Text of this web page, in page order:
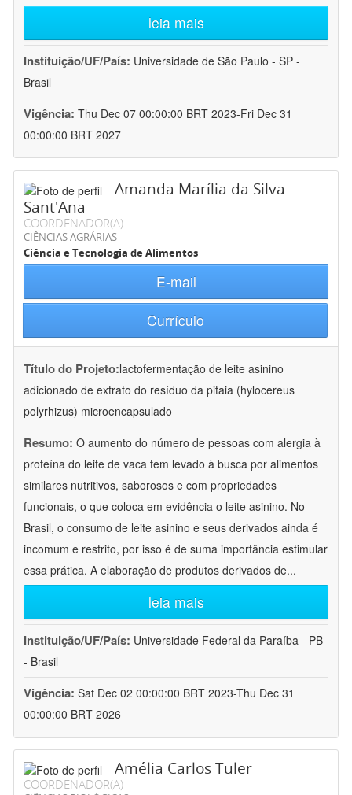
leia mais
Instituição/UF/País: Universidade de São Paulo - SP -
Brasil
Vigência: Thu Dec 07 00:00:00 BRT 2023-Fri Dec 31
00:00:00 BRT 2027
Amanda Marília da Silva
Sant'Ana
COORDENADOR(A)
CIÊNCIAS AGRÁRIAS
Ciência e Tecnologia de Alimentos
E-mail
Currículo
Título do Projeto:lactofermentação de leite asinino
adicionado de extrato do resíduo da pitaia (hylocereus
polyrhizus) microencapsulado
Resumo: O aumento do número de pessoas com alergia à
proteína do leite de vaca tem levado à busca por alimentos
similares nutritivos, saborosos e com propriedades
funcionais, o que coloca em evidência o leite asinino. No
Brasil, o consumo de leite asinino e seus derivados ainda é
incomum e restrito, por isso é de suma importância estimular
essa prática. A elaboração de produtos derivados de...
leia mais
Instituição/UF/País: Universidade Federal da Paraíba - PB
- Brasil
Vigência: Sat Dec 02 00:00:00 BRT 2023-Thu Dec 31
00:00:00 BRT 2026
Amélia Carlos Tuler
COORDENADOR(A)